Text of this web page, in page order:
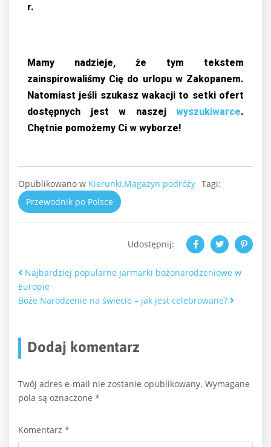
r.
Mamy nadzieje, że tym tekstem
zainspirowaliśmy Cię do urlopu w Zakopanem.
Natomiast jeśli szukasz wakacji to setki ofert
dostępnych jest w naszej wyszukiwarce.
Chętnie pomożemy Ci w wyborze!
Opublikowano w Kierunki,Magazyn podróży Tagi:
Przewodnik po Polsce
Udostępnij:
Nawigacja po artykułach
Najbardziej popularne jarmarki bożonarodzeniowe w
Europie
Boże Narodzenie na świecie – jak jest celebrowane?
Dodaj komentarz
Twój adres e-mail nie zostanie opublikowany. Wymagane
pola są oznaczone *
Komentarz *